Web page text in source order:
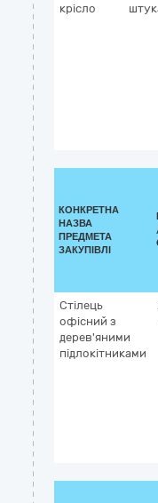
крісло
КОНКРЕТНА
НАЗВА
ПРЕДМЕТА
ЗАКУПІВЛІ
Стілець
офісний з
дерев'яними
підлокітниками